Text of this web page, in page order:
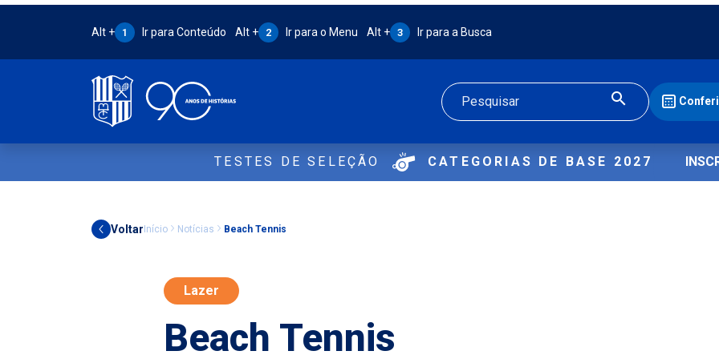
Atalho Alt + 1:
Alt + 1 Ir para Conteúdo Atalho Alt + 2:
Alt + 2 Ir para o Menu Atalho Alt + 3:
Alt + 3 Ir para a Busca
Buscar
TESTES DE SELEÇÃO CATEGORIAS DE BASE 2027
VoltarInício Notícias Beach Tennis
Lazer
Beach Tennis